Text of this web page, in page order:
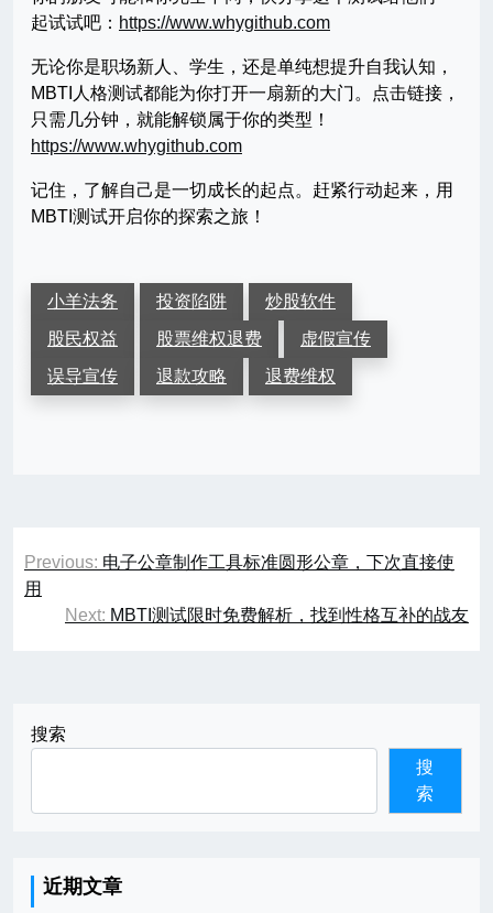
起试试吧： https://www.whygithub.com
无论你是职场新人、学生，还是单纯想提升自我认知，
MBTI人格测试都能为你打开一扇新的大门。点击链接，
只需几分钟，就能解锁属于你的类型！
https://www.whygithub.com
记住，了解自己是一切成长的起点。赶紧行动起来，用
MBTI测试开启你的探索之旅！
小羊法务 投资陷阱
炒股软件
股民权益
股票维权退费
虚假宣传
误导宣传
退款攻略 退费维权
文
章
Previous: 电子公章制作工具标准圆形公章，下次直接使
用
Next: MBTI测试限时免费解析，找到性格互补的战友
搜索
搜
索
近期文章